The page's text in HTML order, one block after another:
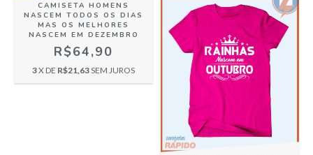
CAMISETA HOMENS
NASCEM TODOS OS DIAS
MAS OS MELHORES
NASCEM EM DEZEMBRO
R$64,90
3X DE R$21,63SEM JUROS